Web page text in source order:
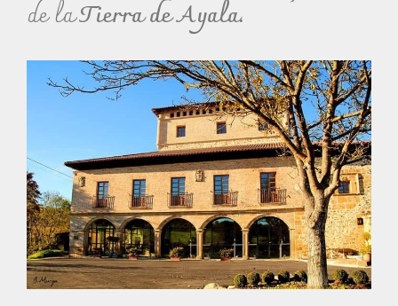
de laTierra de Ayala.